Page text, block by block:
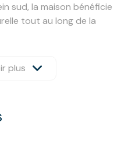
sud, la maison bénéficie
tout au long de la
de 14m² et d’une
de vie principal :
et lumineux,
plus